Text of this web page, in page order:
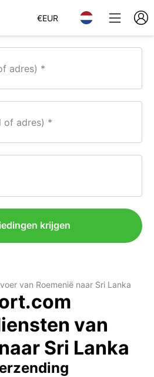
€EUR
adres)
of adres)
krijgen
van Roemenië naar Sri Lanka
van
Sri Lanka